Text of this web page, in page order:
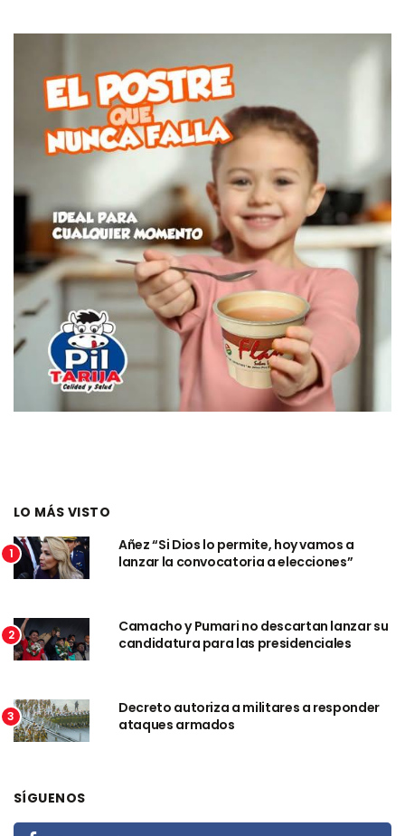
LO MÁS VISTO
1
Añez “Si Dios lo permite, hoy vamos a
lanzar la convocatoria a elecciones”
2
Camacho y Pumari no descartan lanzar su
candidatura para las presidenciales
3
Decreto autoriza a militares a responder
ataques armados
SÍGUENOS